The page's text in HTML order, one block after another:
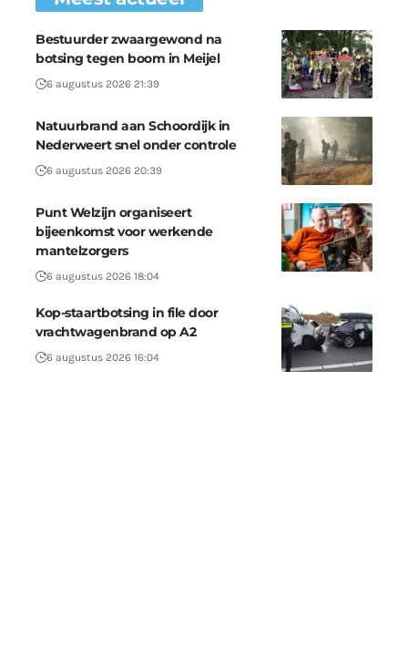
Bestuurder zwaargewond na
botsing tegen boom in Meijel
6 augustus 2026 21:39
Natuurbrand aan Schoordijk in
Nederweert snel onder controle
6 augustus 2026 20:39
Punt Welzijn organiseert
bijeenkomst voor werkende
mantelzorgers
6 augustus 2026 18:04
Kop-staartbotsing in file door
vrachtwagenbrand op A2
6 augustus 2026 16:04